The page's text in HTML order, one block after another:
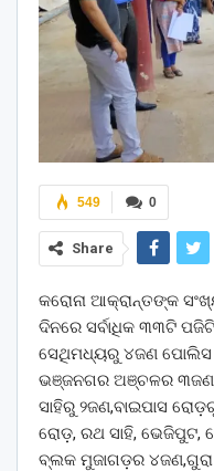
0
549
Share
କରୋନା ଆକ୍ରାନ୍ତଙ୍କ
ଦିନରେ ସର୍ବାଧିକ ୩୩ଟି
ସେଥିମଧ୍ୟରୁ ୪ଜଣ ପୋଲିସ
ଭଞ୍ଜନଗର ଅଞ୍ଚଳର
ସାହିରୁ ୨ଜଣ,ବାଇପାସ
ରୋଡ଼, ରଥ ସାହି, ଭେଜିପୁଟ,
ବ୍ଲକ ମୁଜାଗଡ଼ର ୪ଜଣ,ଗୁରା